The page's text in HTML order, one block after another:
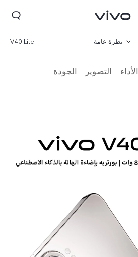
V40 Lite نظرة عامة
الأداء التصوير الجودة